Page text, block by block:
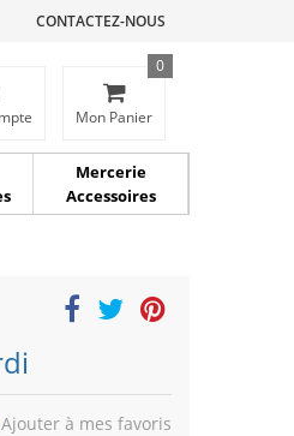
CONTACTEZ-NOUS
Mon Panier
0
Mercerie
Accessoires
Ajouter à mes favoris